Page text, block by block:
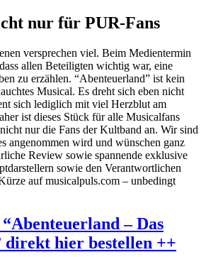
nur für PUR-Fans
versprechen viel. Beim Medientermin
allen Beteiligten wichtig war, eine
zu erzählen. “Abenteuerland” ist kein
Musical. Es dreht sich eben nicht
sich lediglich mit viel Herzblut am
ist dieses Stück für alle Musicalfans
nur die Fans der Kultband an. Wir sind
angenommen wird und wünschen ganz
Review sowie spannende exklusive
sowie den Verantwortlichen
auf musicalpuls.com – unbedingt
– Das
direkt hier bestellen ++